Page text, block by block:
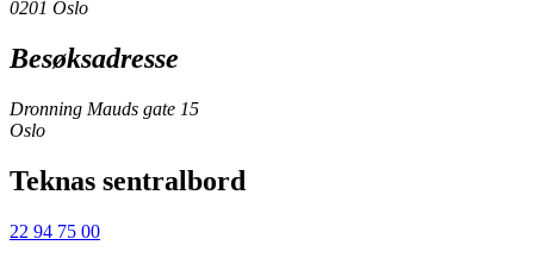
0201 Oslo
Besøksadresse
Dronning Mauds gate 15
Oslo
Teknas sentralbord
22 94 75 00